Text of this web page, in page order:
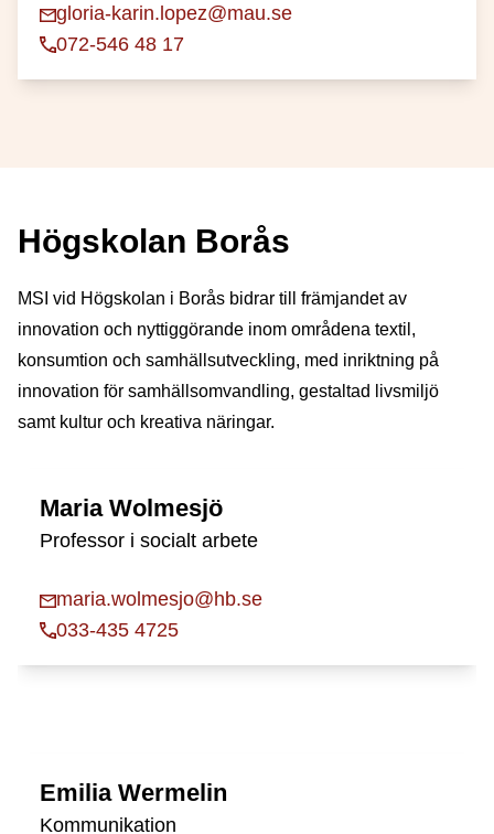
gloria-karin.lopez@mau.se
072-546 48 17
Högskolan Borås
MSI vid Högskolan i Borås bidrar till främjandet av
innovation och nyttiggörande inom områdena textil,
konsumtion och samhällsutveckling, med inriktning på
innovation för samhällsomvandling, gestaltad livsmiljö
samt kultur och kreativa näringar.
Maria Wolmesjö
Professor i socialt arbete
maria.wolmesjo@hb.se
033-435 4725
Emilia Wermelin
Kommunikation